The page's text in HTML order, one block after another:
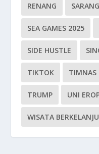
RENANG
SEA GAMES 2025
SIDE HUSTLE
TIKTOK TIMNAS
TRUMP UNI
WISATA